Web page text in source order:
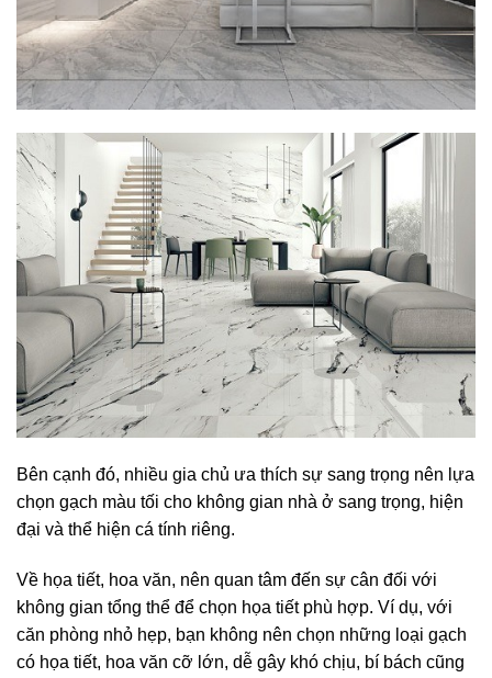
Bên cạnh đó, nhiều gia chủ ưa thích sự sang trọng nên lựa
chọn gạch màu tối cho không gian nhà ở sang trọng, hiện
đại và thể hiện cá tính riêng.
Về họa tiết, hoa văn, nên quan tâm đến sự cân đối với
không gian tổng thể để chọn họa tiết phù hợp. Ví dụ, với
căn phòng nhỏ hẹp, bạn không nên chọn những loại gạch
có họa tiết, hoa văn cỡ lớn, dễ gây khó chịu, bí bách cũng